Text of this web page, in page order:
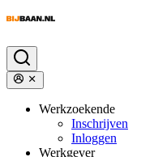
Werkzoekende
Inschrijven
Inloggen
Werkgever